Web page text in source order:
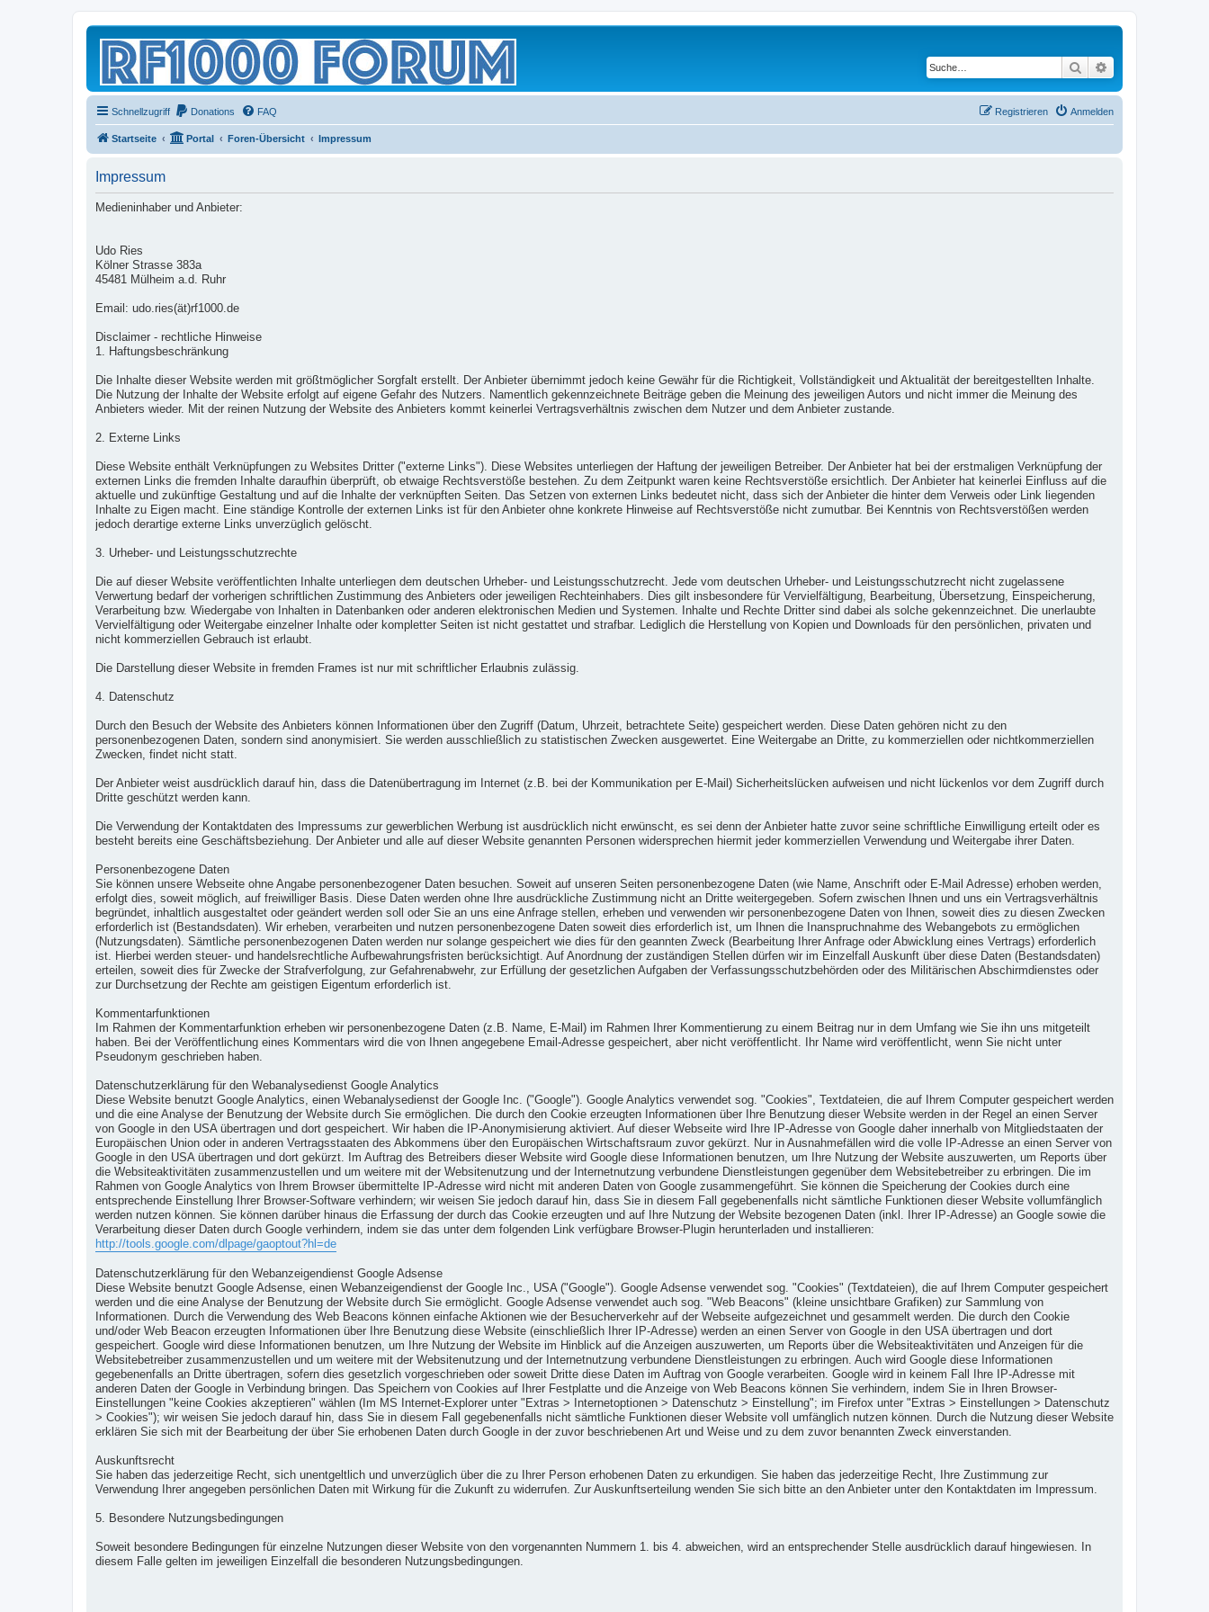
Suche
Schnellzugriff Donations FAQ Anmelden
Registrieren
Startseite Portal Foren-Übersicht Impressum
Impressum
Medieninhaber und Anbieter:
Udo Ries
Kölner Strasse 383a
45481 Mülheim a.d. Ruhr
Email: udo.ries(ät)rf1000.de
Disclaimer - rechtliche Hinweise
1. Haftungsbeschränkung
Die Inhalte dieser Website werden mit größtmöglicher Sorgfalt erstellt. Der Anbieter übernimmt jedoch keine Gewähr für die Richtigkeit, Vollständigkeit und Aktualität der bereitgestellten Inhalte.
Die Nutzung der Inhalte der Website erfolgt auf eigene Gefahr des Nutzers. Namentlich gekennzeichnete Beiträge geben die Meinung des jeweiligen Autors und nicht immer die Meinung des
Anbieters wieder. Mit der reinen Nutzung der Website des Anbieters kommt keinerlei Vertragsverhältnis zwischen dem Nutzer und dem Anbieter zustande.
2. Externe Links
Diese Website enthält Verknüpfungen zu Websites Dritter ("externe Links"). Diese Websites unterliegen der Haftung der jeweiligen Betreiber. Der Anbieter hat bei der erstmaligen Verknüpfung der
externen Links die fremden Inhalte daraufhin überprüft, ob etwaige Rechtsverstöße bestehen. Zu dem Zeitpunkt waren keine Rechtsverstöße ersichtlich. Der Anbieter hat keinerlei Einfluss auf die
aktuelle und zukünftige Gestaltung und auf die Inhalte der verknüpften Seiten. Das Setzen von externen Links bedeutet nicht, dass sich der Anbieter die hinter dem Verweis oder Link liegenden
Inhalte zu Eigen macht. Eine ständige Kontrolle der externen Links ist für den Anbieter ohne konkrete Hinweise auf Rechtsverstöße nicht zumutbar. Bei Kenntnis von Rechtsverstößen werden
jedoch derartige externe Links unverzüglich gelöscht.
3. Urheber- und Leistungsschutzrechte
Die auf dieser Website veröffentlichten Inhalte unterliegen dem deutschen Urheber- und Leistungsschutzrecht. Jede vom deutschen Urheber- und Leistungsschutzrecht nicht zugelassene
Verwertung bedarf der vorherigen schriftlichen Zustimmung des Anbieters oder jeweiligen Rechteinhabers. Dies gilt insbesondere für Vervielfältigung, Bearbeitung, Übersetzung, Einspeicherung,
Verarbeitung bzw. Wiedergabe von Inhalten in Datenbanken oder anderen elektronischen Medien und Systemen. Inhalte und Rechte Dritter sind dabei als solche gekennzeichnet. Die unerlaubte
Vervielfältigung oder Weitergabe einzelner Inhalte oder kompletter Seiten ist nicht gestattet und strafbar. Lediglich die Herstellung von Kopien und Downloads für den persönlichen, privaten und
nicht kommerziellen Gebrauch ist erlaubt.
Die Darstellung dieser Website in fremden Frames ist nur mit schriftlicher Erlaubnis zulässig.
4. Datenschutz
Durch den Besuch der Website des Anbieters können Informationen über den Zugriff (Datum, Uhrzeit, betrachtete Seite) gespeichert werden. Diese Daten gehören nicht zu den
personenbezogenen Daten, sondern sind anonymisiert. Sie werden ausschließlich zu statistischen Zwecken ausgewertet. Eine Weitergabe an Dritte, zu kommerziellen oder nichtkommerziellen
Zwecken, findet nicht statt.
Der Anbieter weist ausdrücklich darauf hin, dass die Datenübertragung im Internet (z.B. bei der Kommunikation per E-Mail) Sicherheitslücken aufweisen und nicht lückenlos vor dem Zugriff durch
Dritte geschützt werden kann.
Die Verwendung der Kontaktdaten des Impressums zur gewerblichen Werbung ist ausdrücklich nicht erwünscht, es sei denn der Anbieter hatte zuvor seine schriftliche Einwilligung erteilt oder es
besteht bereits eine Geschäftsbeziehung. Der Anbieter und alle auf dieser Website genannten Personen widersprechen hiermit jeder kommerziellen Verwendung und Weitergabe ihrer Daten.
Personenbezogene Daten
Sie können unsere Webseite ohne Angabe personenbezogener Daten besuchen. Soweit auf unseren Seiten personenbezogene Daten (wie Name, Anschrift oder E-Mail Adresse) erhoben werden,
erfolgt dies, soweit möglich, auf freiwilliger Basis. Diese Daten werden ohne Ihre ausdrückliche Zustimmung nicht an Dritte weitergegeben. Sofern zwischen Ihnen und uns ein Vertragsverhältnis
begründet, inhaltlich ausgestaltet oder geändert werden soll oder Sie an uns eine Anfrage stellen, erheben und verwenden wir personenbezogene Daten von Ihnen, soweit dies zu diesen Zwecken
erforderlich ist (Bestandsdaten). Wir erheben, verarbeiten und nutzen personenbezogene Daten soweit dies erforderlich ist, um Ihnen die Inanspruchnahme des Webangebots zu ermöglichen
(Nutzungsdaten). Sämtliche personenbezogenen Daten werden nur solange gespeichert wie dies für den geannten Zweck (Bearbeitung Ihrer Anfrage oder Abwicklung eines Vertrags) erforderlich
ist. Hierbei werden steuer- und handelsrechtliche Aufbewahrungsfristen berücksichtigt. Auf Anordnung der zuständigen Stellen dürfen wir im Einzelfall Auskunft über diese Daten (Bestandsdaten)
erteilen, soweit dies für Zwecke der Strafverfolgung, zur Gefahrenabwehr, zur Erfüllung der gesetzlichen Aufgaben der Verfassungsschutzbehörden oder des Militärischen Abschirmdienstes oder
zur Durchsetzung der Rechte am geistigen Eigentum erforderlich ist.
Kommentarfunktionen
Im Rahmen der Kommentarfunktion erheben wir personenbezogene Daten (z.B. Name, E-Mail) im Rahmen Ihrer Kommentierung zu einem Beitrag nur in dem Umfang wie Sie ihn uns mitgeteilt
haben. Bei der Veröffentlichung eines Kommentars wird die von Ihnen angegebene Email-Adresse gespeichert, aber nicht veröffentlicht. Ihr Name wird veröffentlicht, wenn Sie nicht unter
Pseudonym geschrieben haben.
Datenschutzerklärung für den Webanalysedienst Google Analytics
Diese Website benutzt Google Analytics, einen Webanalysedienst der Google Inc. ("Google"). Google Analytics verwendet sog. "Cookies", Textdateien, die auf Ihrem Computer gespeichert werden
und die eine Analyse der Benutzung der Website durch Sie ermöglichen. Die durch den Cookie erzeugten Informationen über Ihre Benutzung dieser Website werden in der Regel an einen Server
von Google in den USA übertragen und dort gespeichert. Wir haben die IP-Anonymisierung aktiviert. Auf dieser Webseite wird Ihre IP-Adresse von Google daher innerhalb von Mitgliedstaaten der
Europäischen Union oder in anderen Vertragsstaaten des Abkommens über den Europäischen Wirtschaftsraum zuvor gekürzt. Nur in Ausnahmefällen wird die volle IP-Adresse an einen Server von
Google in den USA übertragen und dort gekürzt. Im Auftrag des Betreibers dieser Website wird Google diese Informationen benutzen, um Ihre Nutzung der Website auszuwerten, um Reports über
die Websiteaktivitäten zusammenzustellen und um weitere mit der Websitenutzung und der Internetnutzung verbundene Dienstleistungen gegenüber dem Websitebetreiber zu erbringen. Die im
Rahmen von Google Analytics von Ihrem Browser übermittelte IP-Adresse wird nicht mit anderen Daten von Google zusammengeführt. Sie können die Speicherung der Cookies durch eine
entsprechende Einstellung Ihrer Browser-Software verhindern; wir weisen Sie jedoch darauf hin, dass Sie in diesem Fall gegebenenfalls nicht sämtliche Funktionen dieser Website vollumfänglich
werden nutzen können. Sie können darüber hinaus die Erfassung der durch das Cookie erzeugten und auf Ihre Nutzung der Website bezogenen Daten (inkl. Ihrer IP-Adresse) an Google sowie die
Verarbeitung dieser Daten durch Google verhindern, indem sie das unter dem folgenden Link verfügbare Browser-Plugin herunterladen und installieren:
http://tools.google.com/dlpage/gaoptout?hl=de
Datenschutzerklärung für den Webanzeigendienst Google Adsense
Diese Website benutzt Google Adsense, einen Webanzeigendienst der Google Inc., USA ("Google"). Google Adsense verwendet sog. "Cookies" (Textdateien), die auf Ihrem Computer gespeichert
werden und die eine Analyse der Benutzung der Website durch Sie ermöglicht. Google Adsense verwendet auch sog. "Web Beacons" (kleine unsichtbare Grafiken) zur Sammlung von
Informationen. Durch die Verwendung des Web Beacons können einfache Aktionen wie der Besucherverkehr auf der Webseite aufgezeichnet und gesammelt werden. Die durch den Cookie
und/oder Web Beacon erzeugten Informationen über Ihre Benutzung diese Website (einschließlich Ihrer IP-Adresse) werden an einen Server von Google in den USA übertragen und dort
gespeichert. Google wird diese Informationen benutzen, um Ihre Nutzung der Website im Hinblick auf die Anzeigen auszuwerten, um Reports über die Websiteaktivitäten und Anzeigen für die
Websitebetreiber zusammenzustellen und um weitere mit der Websitenutzung und der Internetnutzung verbundene Dienstleistungen zu erbringen. Auch wird Google diese Informationen
gegebenenfalls an Dritte übertragen, sofern dies gesetzlich vorgeschrieben oder soweit Dritte diese Daten im Auftrag von Google verarbeiten. Google wird in keinem Fall Ihre IP-Adresse mit
anderen Daten der Google in Verbindung bringen. Das Speichern von Cookies auf Ihrer Festplatte und die Anzeige von Web Beacons können Sie verhindern, indem Sie in Ihren Browser-
Einstellungen "keine Cookies akzeptieren" wählen (Im MS Internet-Explorer unter "Extras > Internetoptionen > Datenschutz > Einstellung"; im Firefox unter "Extras > Einstellungen > Datenschutz
> Cookies"); wir weisen Sie jedoch darauf hin, dass Sie in diesem Fall gegebenenfalls nicht sämtliche Funktionen dieser Website voll umfänglich nutzen können. Durch die Nutzung dieser Website
erklären Sie sich mit der Bearbeitung der über Sie erhobenen Daten durch Google in der zuvor beschriebenen Art und Weise und zu dem zuvor benannten Zweck einverstanden.
Auskunftsrecht
Sie haben das jederzeitige Recht, sich unentgeltlich und unverzüglich über die zu Ihrer Person erhobenen Daten zu erkundigen. Sie haben das jederzeitige Recht, Ihre Zustimmung zur
Verwendung Ihrer angegeben persönlichen Daten mit Wirkung für die Zukunft zu widerrufen. Zur Auskunftserteilung wenden Sie sich bitte an den Anbieter unter den Kontaktdaten im Impressum.
5. Besondere Nutzungsbedingungen
Soweit besondere Bedingungen für einzelne Nutzungen dieser Website von den vorgenannten Nummern 1. bis 4. abweichen, wird an entsprechender Stelle ausdrücklich darauf hingewiesen. In
diesem Falle gelten im jeweiligen Einzelfall die besonderen Nutzungsbedingungen.